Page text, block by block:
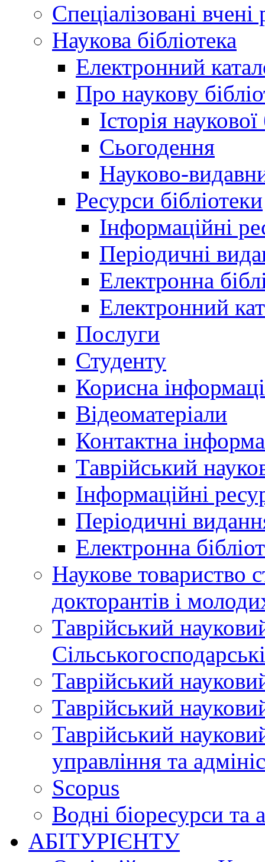
Спеціалізовані вчені
Наукова бібліотека
Електронний
Про наукову
Історія
Сьогодення
Науково-
Ресурси бібліотеки
Інформаційні
Періодичні
Електронна
Електронний
Послуги
Студенту
Корисна
Відеоматеріали
Контактна
Таврійський
Інформаційні
Періодичні
Електронна
Наукове товариство
докторантів і
Таврійський
Таврійський
Таврійський
Таврійський
управління та
Scopus
Водні біоресурси та
АБІТУРІЄНТУ